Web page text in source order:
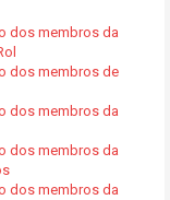
dos membros da
dos membros de
dos membros da
dos membros da
dos membros da